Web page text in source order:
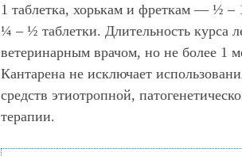
1 таблетка, хорькам и фреткам — ½ –
¼ – ½ таблетки. Длительность курса
ветеринарным врачом, но не более 1
Кантарена не исключает
средств этиотропной,
терапии.